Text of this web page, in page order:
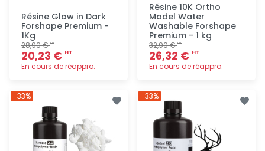
Résine Glow in Dark
Forshape Premium -
1Kg
28,90 €HT
20,23 € HT
En cours de réappro.
Résine 10K Ortho
Model Water
Washable Forshape
Premium - 1 kg
32,90 €HT
26,32 € HT
En cours de réappro.
-33% -33%